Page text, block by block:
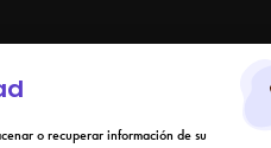
o recuperar información de su